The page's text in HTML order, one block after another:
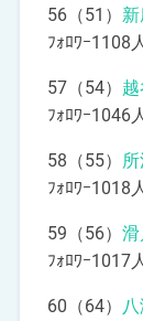
56（51）
ﾌｫﾛﾜｰ1108
57（54）
ﾌｫﾛﾜｰ1046
58（55）
ﾌｫﾛﾜｰ1018
59（56）
ﾌｫﾛﾜｰ1017
60（64）